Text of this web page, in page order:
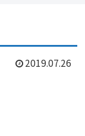
2019.07.26